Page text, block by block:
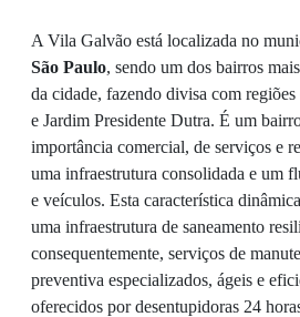
A Vila Galvão está localizada no
São Paulo, sendo um dos bairros
da cidade, fazendo divisa com
e Jardim Presidente Dutra. É um
importância comercial, de serviços e
uma infraestrutura consolidada e um
e veículos. Esta característica
uma infraestrutura de saneamento
consequentemente, serviços de
preventiva especializados, ágeis e
oferecidos por desentupidoras 24